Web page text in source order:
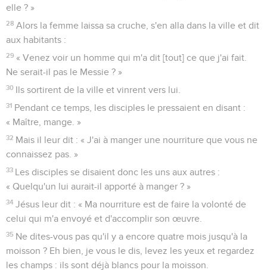
elle ? »
28 Alors la femme laissa sa cruche, s'en alla dans la ville et dit
aux habitants :
29 « Venez voir un homme qui m'a dit [tout] ce que j'ai fait.
Ne serait-il pas le Messie ? »
30 Ils sortirent de la ville et vinrent vers lui.
31 Pendant ce temps, les disciples le pressaient en disant :
« Maître, mange. »
32 Mais il leur dit : « J'ai à manger une nourriture que vous ne
connaissez pas. »
33 Les disciples se disaient donc les uns aux autres :
« Quelqu'un lui aurait-il apporté à manger ? »
34 Jésus leur dit : « Ma nourriture est de faire la volonté de
celui qui m'a envoyé et d'accomplir son œuvre.
35 Ne dites-vous pas qu'il y a encore quatre mois jusqu'à la
moisson ? Eh bien, je vous le dis, levez les yeux et regardez
les champs : ils sont déjà blancs pour la moisson.